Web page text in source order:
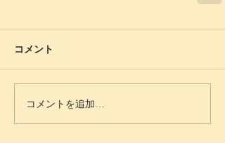
コメント
コメントを追加…